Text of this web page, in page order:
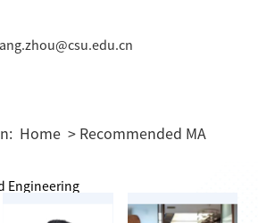
Home > Recommended MA
Engineering